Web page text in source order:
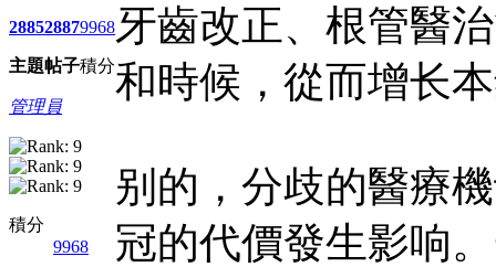
2885
主題
2887
帖子
9968
積分
管理員
積分
9968
牙齒改正、根管醫
和時候，從而增长
别的，分歧的醫療
冠的代價發生影响